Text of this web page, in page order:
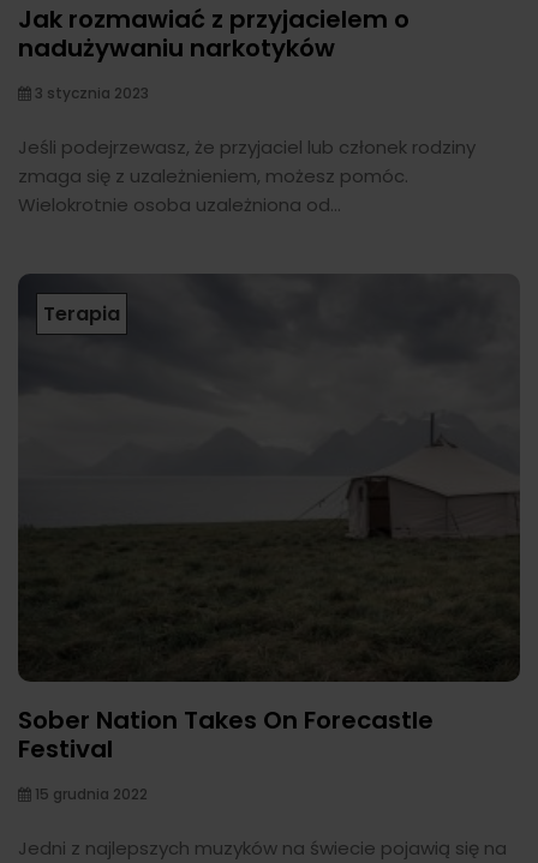
Jak rozmawiać z przyjacielem o
nadużywaniu narkotyków
3 stycznia 2023
Jeśli podejrzewasz, że przyjaciel lub członek rodziny
zmaga się z uzależnieniem, możesz pomóc.
Wielokrotnie osoba uzależniona od...
Terapia
Sober Nation Takes On Forecastle
Festival
15 grudnia 2022
Jedni z najlepszych muzyków na świecie pojawią się na